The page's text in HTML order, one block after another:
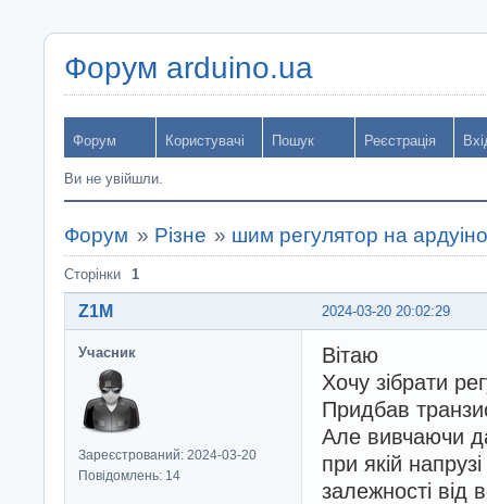
Форум arduino.ua
Форум Користувачі Пошук Реєстрація
Ви не увійшли.
Форум » Різне » шим регулятор на
Сторінки 1
2024-03-20 20:02:29
Z1M
Учасник
Зареєстрований: 2024-03-20
Повідомлень: 14
Вітаю
Хочу зібрати
Придбав
Але вивчаючи
при якій
залежності від